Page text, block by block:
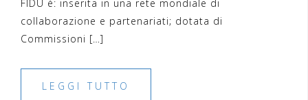
FIDU è: inserita in una rete mondiale di
collaborazione e partenariati; dotata di
Commissioni […]
LEGGI TUTTO